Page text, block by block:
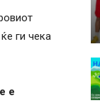
ги чека
е